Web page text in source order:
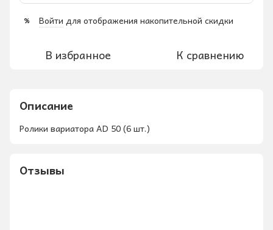
% Войти для отображения накопительной скидки
В избранное К сравнению
Описание
Ролики вариатора AD 50 (6 шт.)
Отзывы